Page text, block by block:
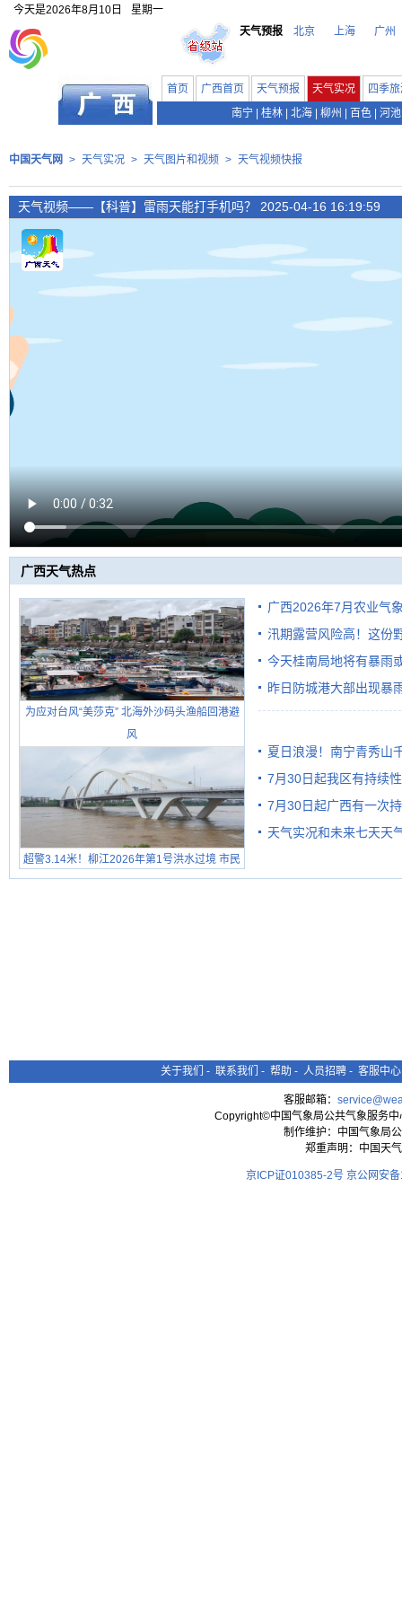
今天是2026年8月10日
星期一
天气预报
北京 上海 广州
首页 广西首页 天气预报 天气实况
四季
南宁
桂林 北海 柳州 百色 河池
中国天气网 > 天气实况 > 天气图片和视频 > 天气视频快报
天气视频——【科普】雷雨天能打手机吗？ 2025-04-16 16:19:59
广西天气热点
为应对台风“美莎克” 北海外沙码头渔船回港避
风
超警3.14米！柳江2026年第1号洪水过境 市民
在堤岸见证汛况
广西2026年7月农业气
汛期露营风险高！这份
今天桂南局地将有暴雨
需继续防范
昨日防城港大部出现暴
雨
夏日浪漫！南宁青秀山
7月30日起我区有持续
7月30日起广西有一次
天气实况和未来七天天
关于我们 - 联系我们 - 帮助 - 人员招聘 - 客服中心
客服邮箱：
Copyright©中国气象局公共气象服务
制作维护：中国气象局
郑重声明：中国天
京ICP证010385-2号 京公网安